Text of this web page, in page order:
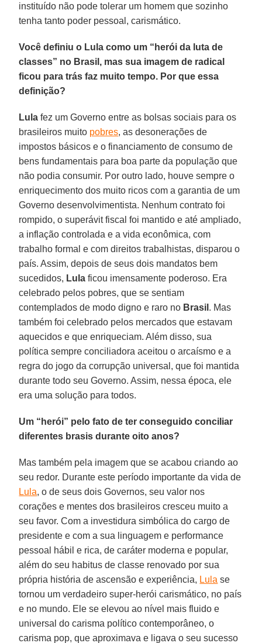
instituído não pode tolerar um homem que sozinho
tenha tanto poder pessoal, carismático.
Você definiu o Lula como um “herói da luta de
classes” no Brasil, mas sua imagem de radical
ficou para trás faz muito tempo. Por que essa
definição?
Lula fez um Governo entre as bolsas sociais para os
brasileiros muito pobres, as desonerações de
impostos básicos e o financiamento de consumo de
bens fundamentais para boa parte da população que
não podia consumir. Por outro lado, houve sempre o
enriquecimento dos muito ricos com a garantia de um
Governo desenvolvimentista. Nenhum contrato foi
rompido, o superávit fiscal foi mantido e até ampliado,
a inflação controlada e a vida econômica, com
trabalho formal e com direitos trabalhistas, disparou o
país. Assim, depois de seus dois mandatos bem
sucedidos, Lula ficou imensamente poderoso. Era
celebrado pelos pobres, que se sentiam
contemplados de modo digno e raro no Brasil . Mas
também foi celebrado pelos mercados que estavam
aquecidos e que enriqueciam. Além disso, sua
política sempre conciliadora aceitou o arcaísmo e a
regra do jogo da corrupção universal, que foi mantida
durante todo seu Governo. Assim, nessa época, ele
era uma solução para todos.
Um “herói” pelo fato de ter conseguido conciliar
diferentes brasis durante oito anos?
Mas também pela imagem que se acabou criando ao
seu redor. Durante este período importante da vida de
Lula, o de seus dois Governos, seu valor nos
corações e mentes dos brasileiros cresceu muito a
seu favor. Com a investidura simbólica do cargo de
presidente e com a sua linguagem e performance
pessoal hábil e rica, de caráter moderna e popular,
além do seu habitus de classe renovado por sua
própria história de ascensão e experiência, Lula se
tornou um verdadeiro super-herói carismático, no país
e no mundo. Ele se elevou ao nível mais fluido e
universal do carisma político contemporâneo, o
carisma pop, que aproximava e ligava o seu sucesso